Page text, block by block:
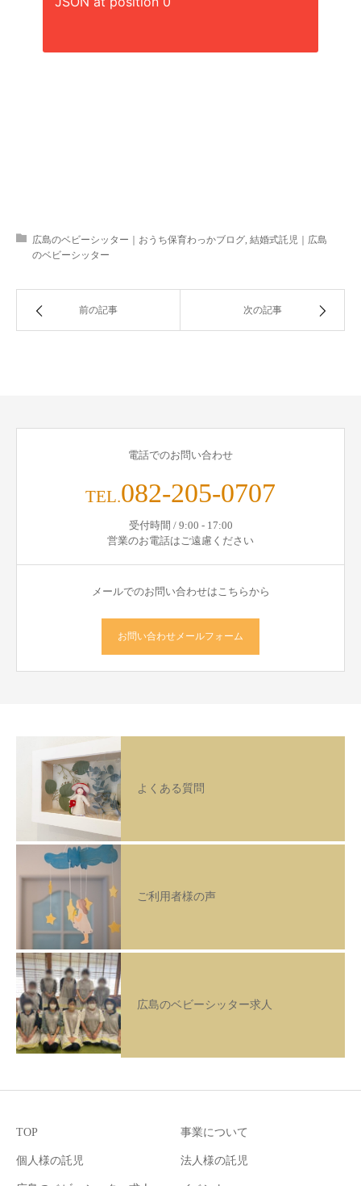
広島のベビーシッター｜おうち保育わっかブログ, 結婚式託児｜広島
のベビーシッター
前の記事 次の記事
電話でのお問い合わせ
TEL.082-205-0707
受付時間 / 9:00 - 17:00
営業のお電話はご遠慮ください
メールでのお問い合わせはこちらから
お問い合わせメールフォーム
よくある質問
ご利用者様の声
広島のベビーシッター求人
TOP 事業について
個人様の託児 法人様の託児